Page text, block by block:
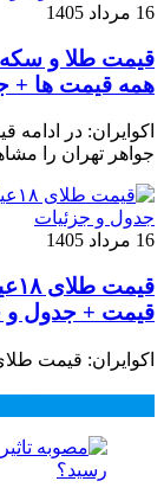
16 مرداد 1405
همه قیمت ها +
اکوایران: در
جواهر تهران را
16 مرداد 1405
قیمت + جدول و
اکوایران: قیمت طلای ۱۸عیار در معاملات امروز